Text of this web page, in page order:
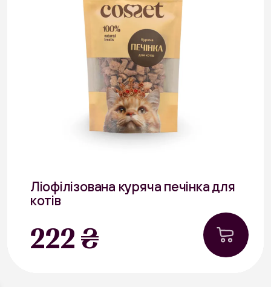
Ліофілізована куряча печінка для
котів
222 ₴
Курятина В наявності